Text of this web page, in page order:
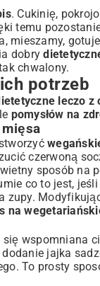
. Cukinię,
temu
mieszamy,
dobry
chwalony.
potrzeb
leczo z
pomysłów na
czerwoną
sposób na
co to jest,
zupy.
na
wspomniana
jajka
To prosty